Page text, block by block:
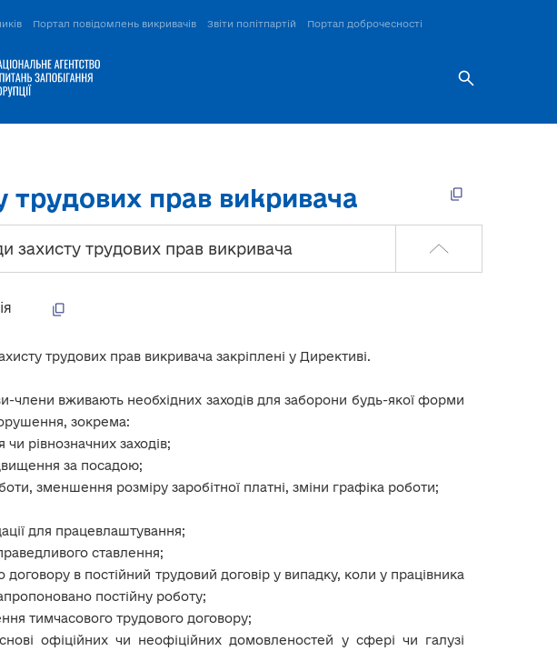
Портал повідомлень викривачів Звіти політпартій Портал доброчесності
трудових прав викривача
захисту трудових прав викривача
трудових прав викривача закріплені у Директиві.
члени вживають необхідних заходів для заборони будь-якої форми
зокрема:
рівнозначних заходів;
за посадою;
зменшення розміру заробітної платні, зміни графіка роботи;
для працевлаштування;
ставлення;
в постійний трудовий договір у випадку, коли у працівника
постійну роботу;
тимчасового трудового договору;
офіційних чи неофіційних домовленостей у сфері чи галузі